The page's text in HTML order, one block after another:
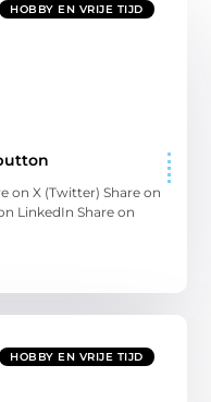
HOBBY EN VRIJE TIJD
on X (Twitter) Share on
LinkedIn Share on
HOBBY EN VRIJE TIJD